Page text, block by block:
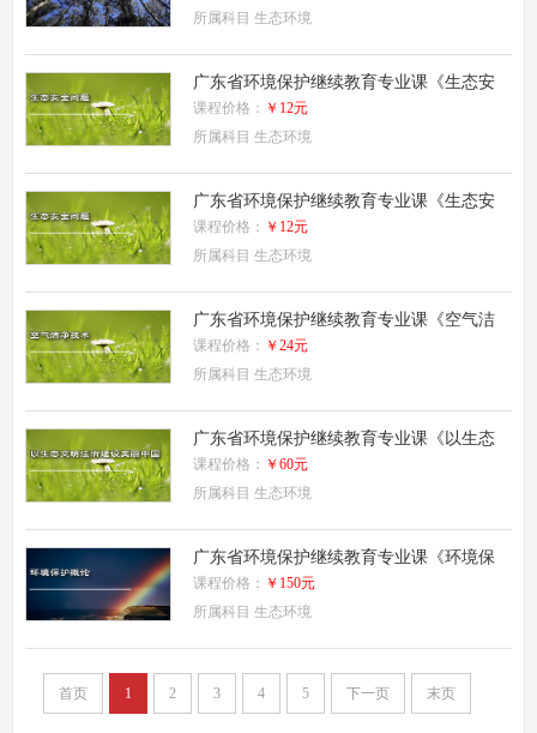
所属科目 生态环境
广东省环境保护继续教育专业课《生态安
全问题 (二)》
课程价格： ￥12元
所属科目 生态环境
广东省环境保护继续教育专业课《生态安
全问题 (一)》
课程价格： ￥12元
所属科目 生态环境
广东省环境保护继续教育专业课《空气洁
净技术》
课程价格： ￥24元
所属科目 生态环境
广东省环境保护继续教育专业课《以生态
文明法治建设美丽中国》
课程价格： ￥60元
所属科目 生态环境
广东省环境保护继续教育专业课《环境保
护概论》
课程价格： ￥150元
所属科目 生态环境
首页 1 2 3 4 5 下一页 末页